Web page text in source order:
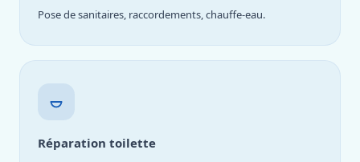
Pose de sanitaires, raccordements, chauffe-eau.
Réparation toilette